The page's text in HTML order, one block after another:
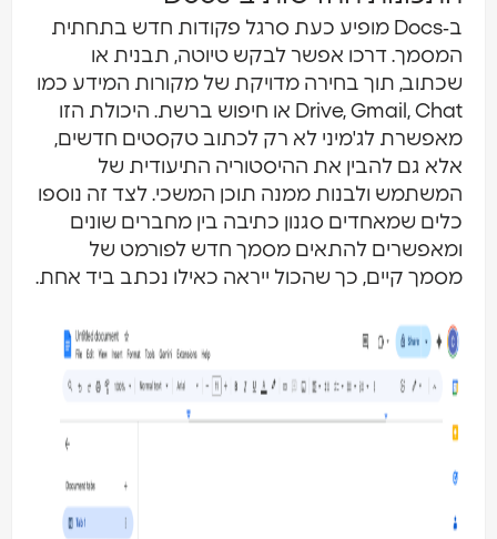
ב‑Docs מופיע כעת סרגל פקודות חדש בתחתית
המסמך. דרכו אפשר לבקש טיוטה, תבנית או
שכתוב, תוך בחירה מדויקת של מקורות המידע כמו
Drive, Gmail, Chat או חיפוש ברשת. היכולת הזו
מאפשרת לג'מיני לא רק לכתוב טקסטים חדשים,
אלא גם להבין את ההיסטוריה התיעודית של
המשתמש ולבנות ממנה תוכן המשכי. לצד זה נוספו
כלים שמאחדים סגנון כתיבה בין מחברים שונים
ומאפשרים להתאים מסמך חדש לפורמט של
מסמך קיים, כך שהכול ייראה כאילו נכתב ביד אחת.